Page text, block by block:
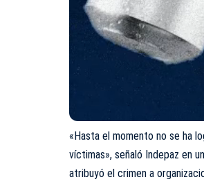
«Hasta el momento no se ha
víctimas», señaló Indepaz en
atribuyó el crimen a